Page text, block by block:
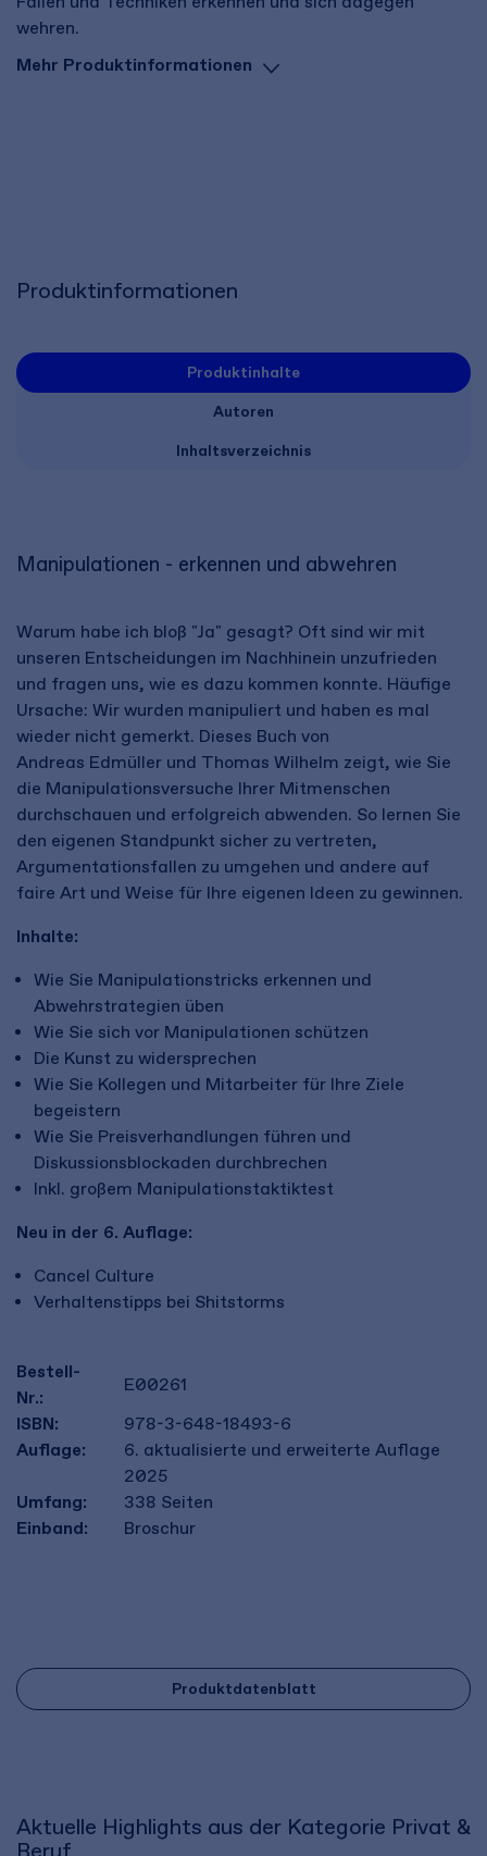
wehren.
Mehr Produktinformationen
Produktinformationen
Produktinhalte
Autoren
Inhaltsverzeichnis
Manipulationen - erkennen und abwehren
Warum habe ich bloß "Ja" gesagt? Oft sind wir mit
unseren Entscheidungen im Nachhinein unzufrieden
und fragen uns, wie es dazu kommen konnte. Häufige
Ursache: Wir wurden manipuliert und haben es mal
wieder nicht gemerkt. Dieses Buch von
Andreas Edmüller und Thomas Wilhelm zeigt, wie Sie
die Manipulationsversuche Ihrer Mitmenschen
durchschauen und erfolgreich abwenden. So lernen Sie
den eigenen Standpunkt sicher zu vertreten,
Argumentationsfallen zu umgehen und andere auf
faire Art und Weise für Ihre eigenen Ideen zu gewinnen.
Inhalte:
Wie Sie Manipulationstricks erkennen und
Abwehrstrategien üben
Wie Sie sich vor Manipulationen schützen
Die Kunst zu widersprechen
Wie Sie Kollegen und Mitarbeiter für Ihre Ziele
begeistern
Wie Sie Preisverhandlungen führen und
Diskussionsblockaden durchbrechen
Inkl. großem Manipulationstaktiktest
Neu in der 6. Auflage:
Cancel Culture
Verhaltenstipps bei Shitstorms
Bestell-
Nr.:
E00261
ISBN:
978-3-648-18493-6
Auflage:
6. aktualisierte und erweiterte Auflage
2025
Umfang:
338 Seiten
Einband:
Broschur
Produktdatenblatt
Aktuelle Highlights aus der Kategorie Privat &
Beruf